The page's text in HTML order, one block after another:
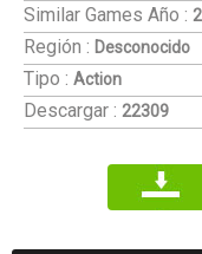
Similar Games Año :
Región : Desconocido
Tipo : Action
Descargar : 22309